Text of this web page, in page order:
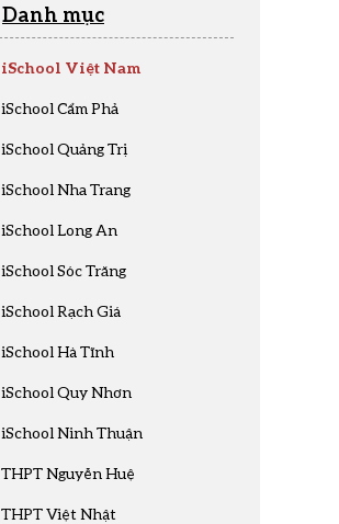
Danh mục
iSchool Việt Nam
iSchool Cẩm Phả
iSchool Quảng Trị
iSchool Nha Trang
iSchool Long An
iSchool Sóc Trăng
iSchool Rạch Giá
iSchool Hà Tĩnh
iSchool Quy Nhơn
iSchool Ninh Thuận
THPT Nguyễn Huệ
THPT Việt Nhật